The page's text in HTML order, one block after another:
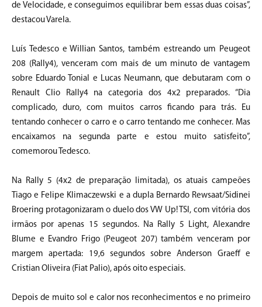
de Velocidade, e conseguimos equilibrar bem essas duas coisas”,
destacou Varela.
Luís Tedesco e Willian Santos, também estreando um Peugeot
208 (Rally4), venceram com mais de um minuto de vantagem
sobre Eduardo Tonial e Lucas Neumann, que debutaram com o
Renault Clio Rally4 na categoria dos 4x2 preparados. “Dia
complicado, duro, com muitos carros ficando para trás. Eu
tentando conhecer o carro e o carro tentando me conhecer. Mas
encaixamos na segunda parte e estou muito satisfeito”,
comemorou Tedesco.
Na Rally 5 (4x2 de preparação limitada), os atuais campeões
Tiago e Felipe Klimaczewski e a dupla Bernardo Rewsaat/Sidinei
Broering protagonizaram o duelo dos VW Up! TSI, com vitória dos
irmãos por apenas 15 segundos. Na Rally 5 Light, Alexandre
Blume e Evandro Frigo (Peugeot 207) também venceram por
margem apertada: 19,6 segundos sobre Anderson Graeff e
Cristian Oliveira (Fiat Palio), após oito especiais.
Depois de muito sol e calor nos reconhecimentos e no primeiro